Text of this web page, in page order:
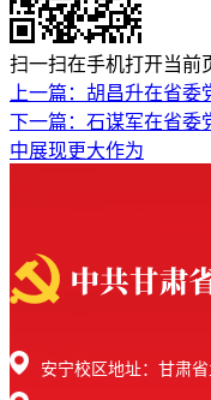
扫一扫在手机打开当前
上一篇：胡昌升在省
下一篇：石谋军在省委
中展现更大作为
安宁校区地址：甘肃